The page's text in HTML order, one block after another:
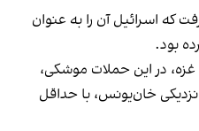
که اسرائیل آن را به عنوان
بود.
در این حملات موشکی،
خان‌یونس، با حداقل